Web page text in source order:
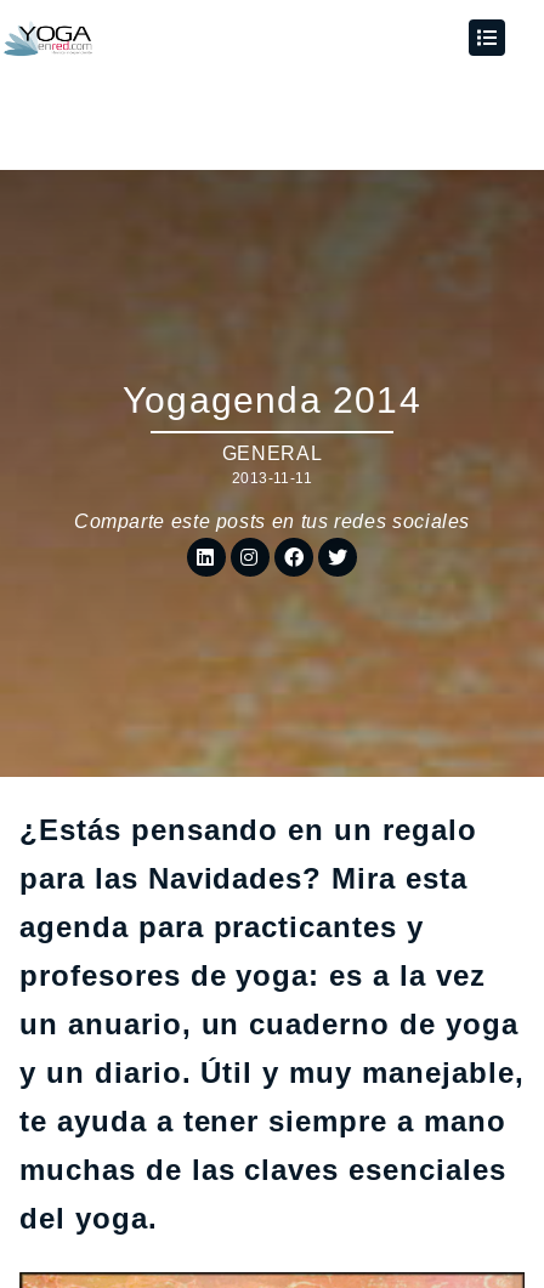
Yogagenda 2014
GENERAL
2013-11-11
Comparte este posts en tus redes sociales
¿Estás pensando en un regalo
para las Navidades? Mira esta
agenda para practicantes y
profesores de yoga: es a la vez
un anuario, un cuaderno de yoga
y un diario. Útil y muy manejable,
te ayuda a tener siempre a mano
muchas de las claves esenciales
del yoga.